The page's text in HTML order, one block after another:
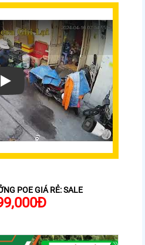
POE GIÁ RẺ:SALE